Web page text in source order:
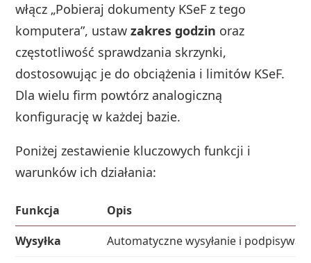
włącz „Pobieraj dokumenty KSeF z tego
komputera”, ustawzakres godzin oraz
częstotliwość sprawdzania skrzynki,
dostosowując je do obciążenia i limitów KSeF.
Dla wielu firm powtórz analogiczną
konfigurację w każdej bazie.
Poniżej zestawienie kluczowych funkcji i
warunków ich działania:
Funkcja
Opis
Wysyłka
Automatyczne wysyłanie i